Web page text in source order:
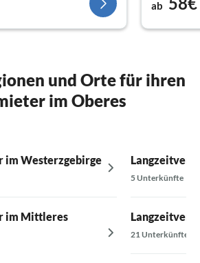
ab
und Orte für ihren
im Oberes
im Westerzgebirge
im Mittleres
5 Unterkünfte
21 Unterkünfte